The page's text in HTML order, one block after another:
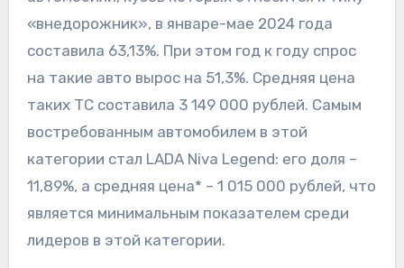
«внедорожник», в январе-мае 2024 года
составила 63,13%. При этом год к году спрос
на такие авто вырос на 51,3%. Средняя цена
таких ТС составила 3 149 000 рублей. Самым
востребованным автомобилем в этой
категории стал LADA Niva Legend: его доля –
11,89%, а средняя цена* – 1 015 000 рублей, что
является минимальным показателем среди
лидеров в этой категории.